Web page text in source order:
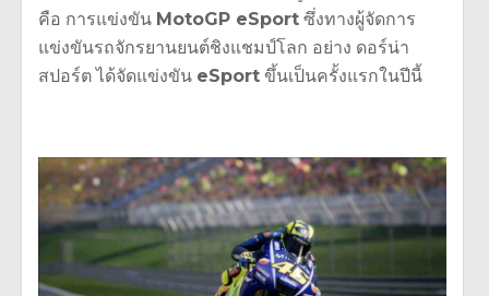
คือ การแข่งขัน MotoGP eSport ซึ่งทางผู้จัดการ
แข่งขันรถจักรยานยนต์ชิงแชมป์โลก อย่าง ดอร์น่า
สปอร์ต ได้จัดแข่งขัน eSport ขึ้นเป็นครั้งแรกในปีนี้